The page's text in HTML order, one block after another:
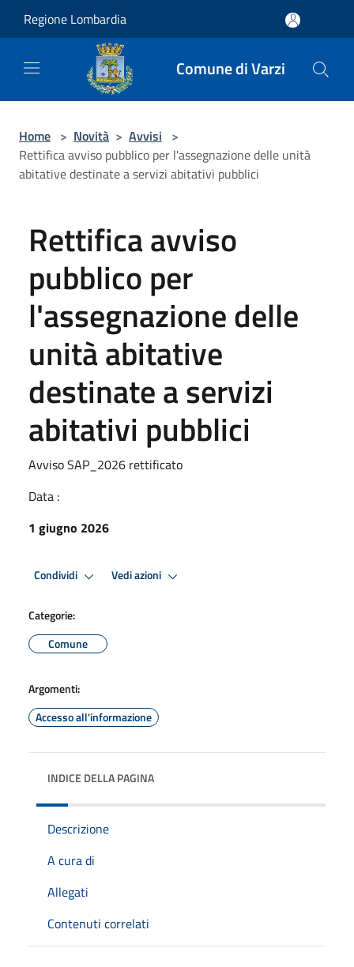
Regione Lombardia
Comune di Varzi
Home > Novità > Avvisi >
Rettifica avviso pubblico per l'assegnazione delle unità
abitative destinate a servizi abitativi pubblici
Rettifica avviso
pubblico per
l'assegnazione delle
unità abitative
destinate a servizi
abitativi pubblici
Avviso SAP_2026 rettificato
Data :
1 giugno 2026
Condividi Vedi azioni
Categorie:
Comune
Argomenti:
Accesso all'informazione
INDICE DELLA PAGINA
Descrizione
A cura di
Allegati
Contenuti correlati